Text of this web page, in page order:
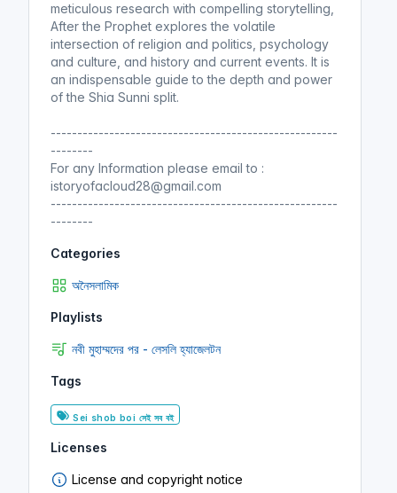
meticulous research with compelling storytelling,
After the Prophet explores the volatile
intersection of religion and politics, psychology
and culture, and history and current events. It is
an indispensable guide to the depth and power
of the Shia Sunni split.
------------------------------------------------------
--------
For any Information please email to :
istoryofacloud28@gmail.com
------------------------------------------------------
--------
Categories
অনৈসলামিক
Playlists
নবী মুহাম্মদের পর - লেসলি হ্যাজেলটন
Tags
Sei shob boi সেই সব বই
Licenses
License and copyright notice